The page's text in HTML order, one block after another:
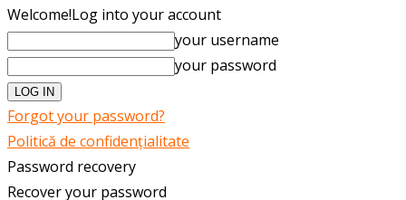
Welcome!Log into your account
your username
your password
Forgot your password?
Politică de confidențialitate
Password recovery
Recover your password